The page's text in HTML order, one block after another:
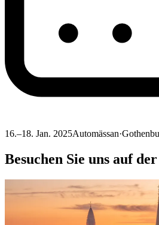
16.–18. Jan. 2025Automässan·
Besuchen Sie uns auf